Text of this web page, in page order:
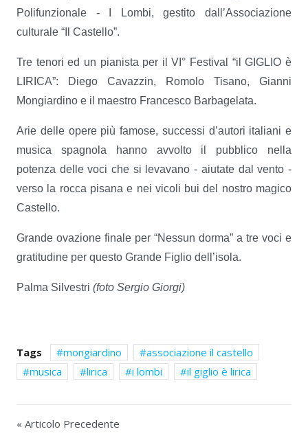
Polifunzionale - I Lombi, gestito dall’Associazione
culturale “Il Castello”.
Tre tenori ed un pianista per il VI° Festival “il GIGLIO è
LIRICA”: Diego Cavazzin, Romolo Tisano, Gianni
Mongiardino e il maestro Francesco Barbagelata.
Arie delle opere più famose, successi d’autori italiani e
musica spagnola hanno avvolto il pubblico nella
potenza delle voci che si levavano - aiutate dal vento -
verso la rocca pisana e nei vicoli bui del nostro magico
Castello.
Grande ovazione finale per “Nessun dorma” a tre voci e
gratitudine per questo Grande Figlio dell’isola.
Palma Silvestri (foto Sergio Giorgi)
Tags mongiardino
associazione il castello
musica
lirica i lombi il giglio è lirica
« Articolo Precedente